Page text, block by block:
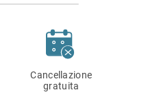
Cancellazione
gratuita